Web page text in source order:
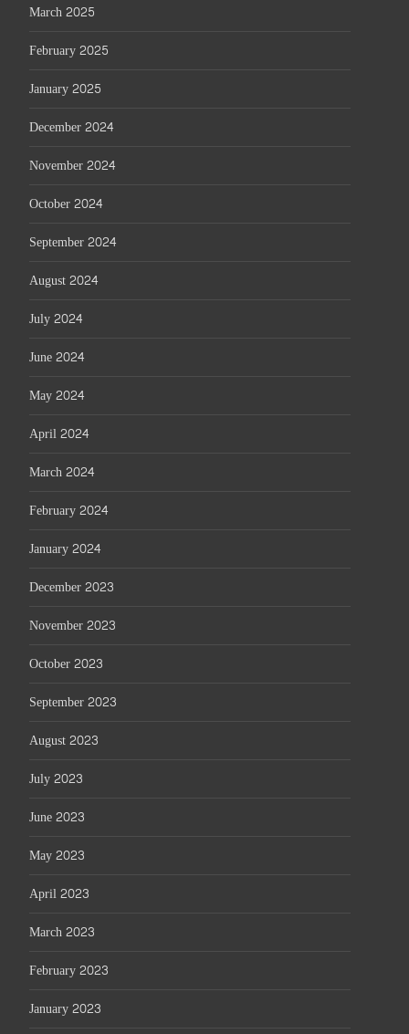
March 2025
February 2025
January 2025
December 2024
November 2024
October 2024
September 2024
August 2024
July 2024
June 2024
May 2024
April 2024
March 2024
February 2024
January 2024
December 2023
November 2023
October 2023
September 2023
August 2023
July 2023
June 2023
May 2023
April 2023
March 2023
February 2023
January 2023